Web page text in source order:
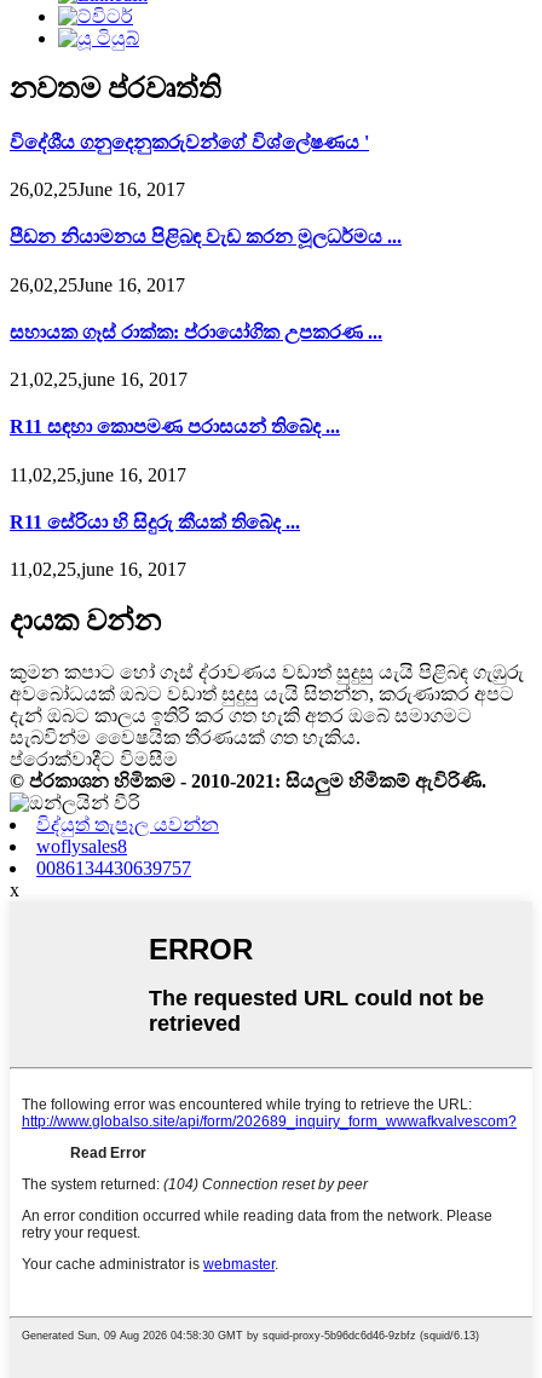
නවතම ප්රවෘත්ති
විදේශීය ගනුදෙනුකරුවන්ගේ විශ්ලේෂණය '
26,02,25June 16, 2017
පීඩන නියාමනය පිළිබඳ වැඩ කරන මූලධර්මය ...
26,02,25June 16, 2017
සහායක ගෑස් රාක්ක: ප්රායෝගික උපකරණ ...
21,02,25,june 16, 2017
R11 සඳහා කොපමණ පරාසයන් තිබේද ...
11,02,25,june 16, 2017
R11 සේරියා හි සිදුරු කීයක් තිබේද ...
11,02,25,june 16, 2017
දායක වන්න
කුමන කපාට හෝ ගෑස් ද්රාවණය වඩාත් සුදුසු යැයි පිළිබඳ ගැඹුරු
අවබෝධයක් ඔබට වඩාත් සුදුසු යැයි සිතන්න, කරුණාකර අපට
දැන් ඔබට කාලය ඉතිරි කර ගත හැකි අතර ඔබේ සමාගමට
සැබවින්ම වෛෂයික තීරණයක් ගත හැකිය.
ප්රොක්වාදීට විමසීම
© ප්රකාශන හිමිකම - 2010-2021: සියලුම හිමිකම් ඇවිරිණි.
විද්යුත් තැපෑල යවන්න
woflysales8
0086134430639757
x